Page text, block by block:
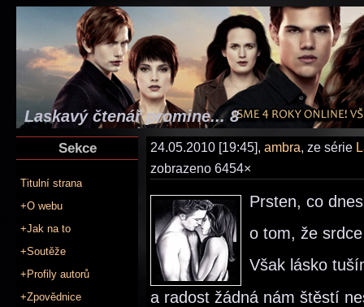
Laskavý čtenář promine... 8
Sekce
Titulní strana
+O webu
+Jak na to
+Soutěže
+Profily autorů
+Zpovědnice
24.05.2010 [19:45], ambra, ze série
zobrazeno 6454×
Prsten, co
o tom, že
Však lásko
a radost žádná nám štěstí